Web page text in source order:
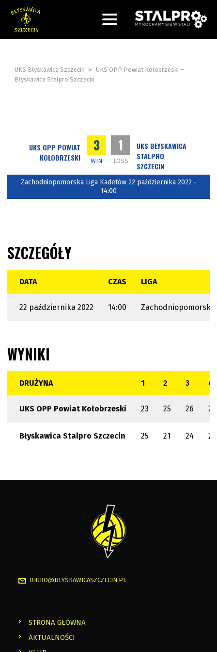
UKS Błyskawica Szczecin >
UKS OPP Powiat Kołobrzeski –
Błyskawica Stalpro Szczecin
UKS OPP POWIAT
KOŁOBRZESKI
3
WIN
1
LOSS
UKS BŁYSKAWICA
STALPRO
SZCZECIN
Zachodniopomorska Liga Kadetów 22 października 2022 -
14:00
SZCZEGÓŁY
DATA CZAS LIGA
22 października 2022 14:00 Zachodniopomorska
WYNIKI
DRUŻYNA 1 2 3 4
UKS OPP Powiat Kołobrzeski 23 25 26 25
Błyskawica Stalpro Szczecin 25 21 24 23
BIURO@BLYSKAWICASZCZECIN.PL
STRONA GŁÓWNA
AKTUALNOŚCI